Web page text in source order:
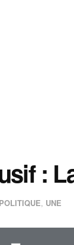
:
POLITIQUE, UNE